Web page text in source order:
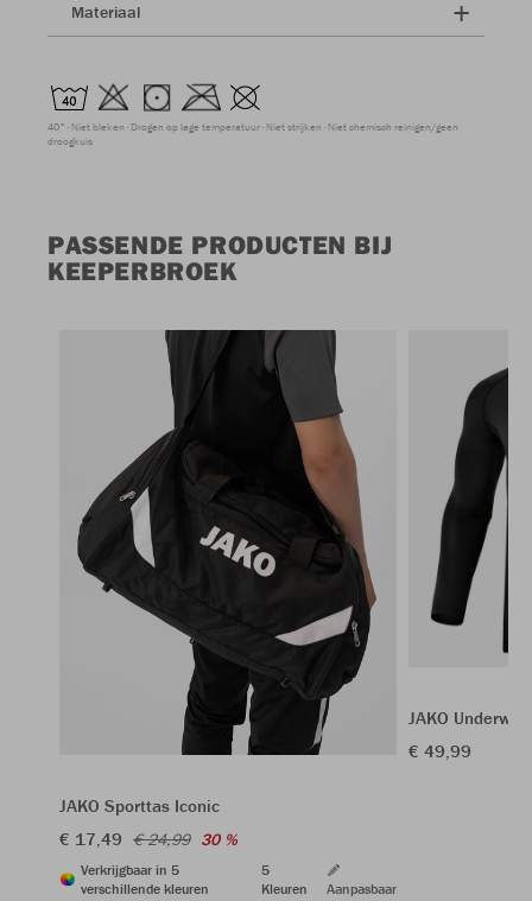
Materiaal
40° Niet bleken Drogen op lage temperatuur Niet strijken Niet chemisch reinigen/geen
droogkuis
PASSENDE PRODUCTEN BIJ
KEEPERBROEK
JAKO Sporttas Iconic
€ 17,49 € 24,99 30 %
Verkrijgbaar in 5
verschillende kleuren
5
Kleuren
Aanpasbaar
JAKO
€ 49,99